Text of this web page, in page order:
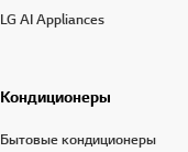
LG AI Appliances
Кондиционеры
Бытовые кондиционеры